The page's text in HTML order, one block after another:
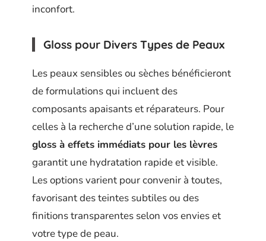
inconfort.
Gloss pour Divers Types de Peaux
Les peaux sensibles ou sèches bénéficieront
de formulations qui incluent des
composants apaisants et réparateurs. Pour
celles à la recherche d’une solution rapide, le
gloss à effets immédiats pour les lèvres
garantit une hydratation rapide et visible.
Les options varient pour convenir à toutes,
favorisant des teintes subtiles ou des
finitions transparentes selon vos envies et
votre type de peau.